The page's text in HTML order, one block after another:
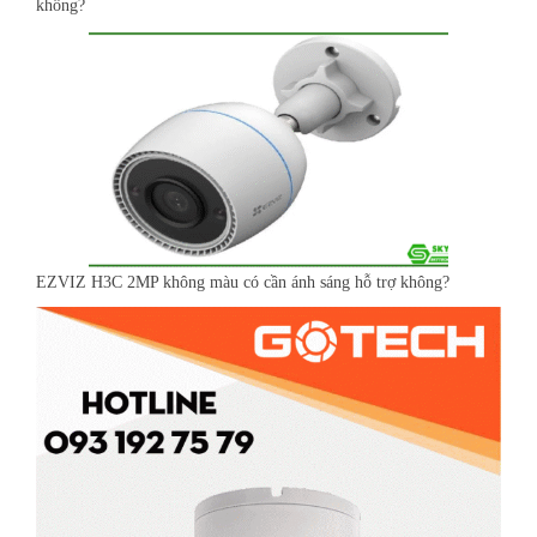
không?
EZVIZ H3C 2MP không màu có cần ánh sáng hỗ trợ không?